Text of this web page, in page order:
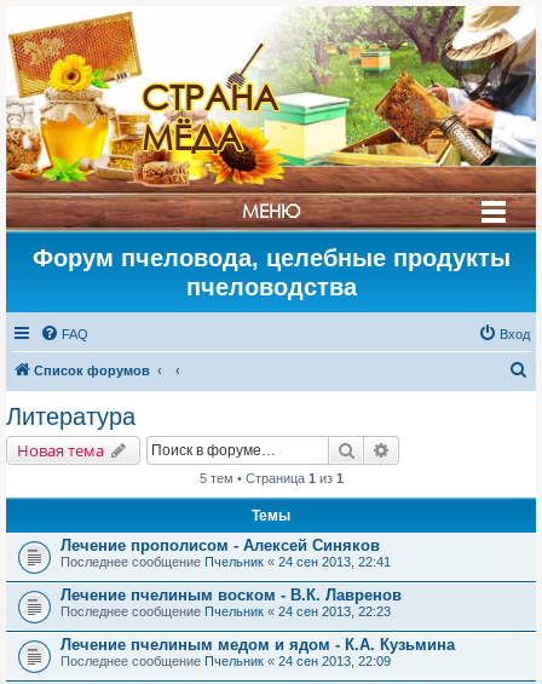
СТРАНА
МЁДА
МЕНЮ
Форум пчеловода, целебные продукты
пчеловодства
FAQ Вход
Список форумов
Литература
Новая тема Поиск
5 тем • Страница 1 из 1
Темы
Лечение прополисом - Алексей Синяков
Последнее сообщение Пчельник « 24 сен 2013, 22:41
Лечение пчелиным воском - В.К. Лавренов
Последнее сообщение Пчельник « 24 сен 2013, 22:23
Лечение пчелиным медом и ядом - К.А. Кузьмина
Последнее сообщение Пчельник « 24 сен 2013, 22:09